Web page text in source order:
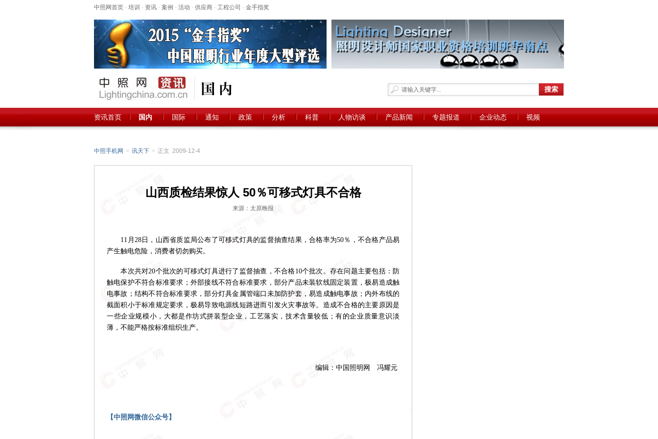
中照网首页 - 培训 - 资讯 - 案例 - 活动 - 供应商 - 工程公司 - 金手指奖
资讯首页 国内 国际 通知 政策 分析 科普 人物访谈 产品新闻 专题报道 企业动态 视频
中照手机网 > 讯天下 > 正文 2009-12-4
山西质检结果惊人 50％可移式灯具不合格
来源：太原晚报
11月28日，山西省质监局公布了可移式灯具的监督抽查结果，合格率为50％，不合格产品易
产生触电危险，消费者切勿购买。
本次共对20个批次的可移式灯具进行了监督抽查，不合格10个批次。存在问题主要包括：防
触电保护不符合标准要求；外部接线不符合标准要求，部分产品未装软线固定装置，极易造成触
电事故；结构不符合标准要求，部分灯具金属管端口未加防护套，易造成触电事故；内外布线的
截面积小于标准规定要求，极易导致电源线短路进而引发火灾事故等。造成不合格的主要原因是
一些企业规模小，大都是作坊式拼装型企业，工艺落实，技术含量较低；有的企业质量意识淡
薄，不能严格按标准组织生产。
编辑：中国照明网 冯耀元
【中照网微信公众号】